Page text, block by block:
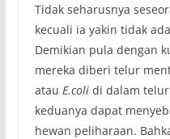
Tidak seharusnya
kecuali ia yakin tidak
Demikian pula dengan
mereka diberi telur
atau E.colidi dalam
keduanya dapat
hewan peliharaan.